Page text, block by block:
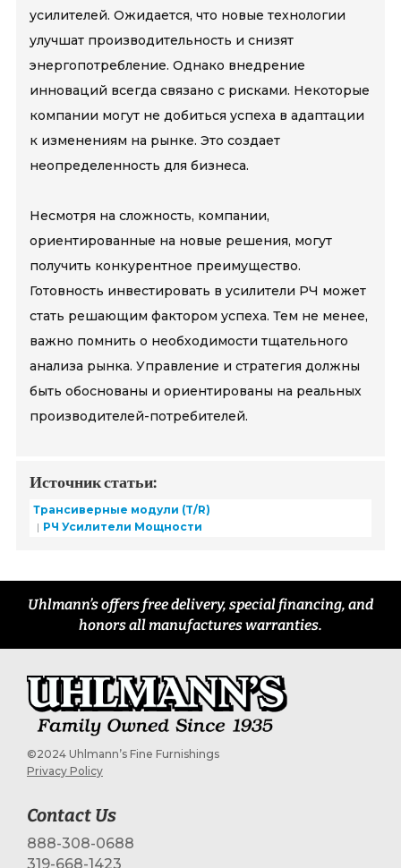
усилителей. Ожидается, что новые технологии
улучшат производительность и снизят
энергопотребление. Однако внедрение
инноваций всегда связано с рисками. Некоторые
компании могут не добиться успеха в адаптации
к изменениям на рынке. Это создает
неопределенность для бизнеса.
Несмотря на сложность, компании,
ориентированные на новые решения, могут
получить конкурентное преимущество.
Готовность инвестировать в усилители РЧ может
стать решающим фактором успеха. Тем не менее,
важно помнить о необходимости тщательного
анализа рынка. Управление и стратегия должны
быть обоснованы и ориентированы на реальных
производителей-потребителей.
Источник статьи:
Трансиверные модули (T/R)
РЧ Усилители Мощности
Uhlmann’s offers free delivery, special financing, and
honors all manufactures warranties.
©2024 Uhlmann’s Fine Furnishings
Privacy Policy
Contact Us
888-308-0688
319-668-1423